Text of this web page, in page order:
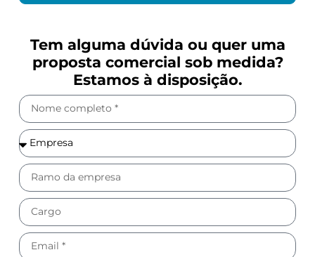
Tem alguma dúvida ou quer uma
proposta comercial sob medida?
Estamos à disposição.